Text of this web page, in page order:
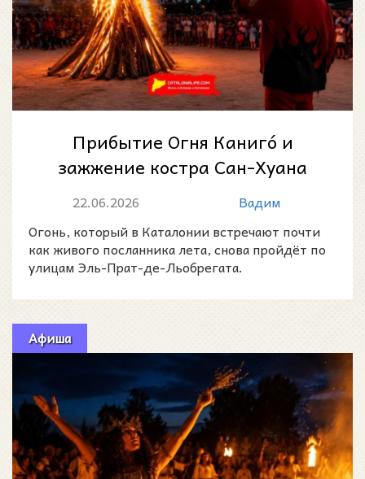
Прибытие Огня Канигó и
зажжение костра Сан-Хуана
2026 в Эль-Прат-де-
Льобрегате
22.06.2026
Вадим
Огонь, который в Каталонии встречают почти
как живого посланника лета, снова пройдёт по
улицам Эль-Прат-де-Льобрегата.
Афиша